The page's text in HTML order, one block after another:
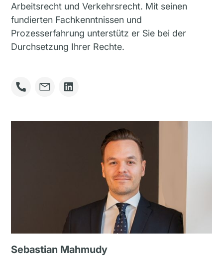
Arbeitsrecht und Verkehrsrecht. Mit seinen
fundierten Fachkenntnissen und
Prozesserfahrung unterstütz er Sie bei der
Durchsetzung Ihrer Rechte.
Sebastian Mahmudy